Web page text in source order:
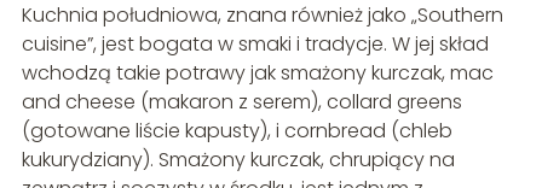
Kuchnia południowa, znana również jako „Southern
cuisine”, jest bogata w smaki i tradycje. W jej skład
wchodzą takie potrawy jak smażony kurczak, mac
and cheese (makaron z serem), collard greens
(gotowane liście kapusty), i cornbread (chleb
kukurydziany). Smażony kurczak, chrupiący na